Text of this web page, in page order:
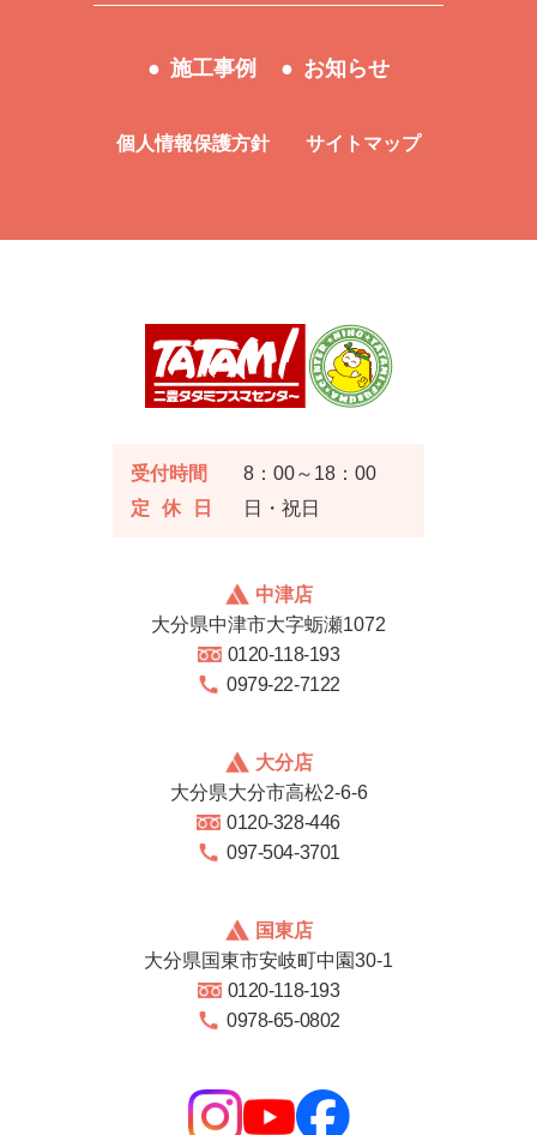
施工事例 お知らせ
個人情報保護方針 サイトマップ
受付時間
8：00～18：00
定休日
日・祝日
中津店
大分県中津市大字蛎瀬1072
0120-118-193
0979-22-7122
大分店
大分県大分市高松2-6-6
0120-328-446
097-504-3701
国東店
大分県国東市安岐町中園30-1
0120-118-193
0978-65-0802